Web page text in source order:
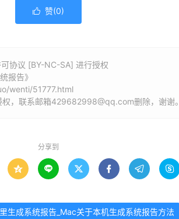
 赞(0)
协议 [BY-NC-SA] 进行授权
报告》
wenti/51777.html
，联系邮箱429682998@qq.com删除，谢谢。
分享到
     
生成系统报告_Mac关于本机生成系统报告方法